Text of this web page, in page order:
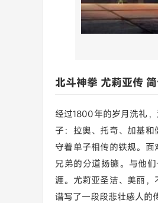
北斗神拳 尤莉亚传
经过1800年的岁月洗礼
子：拉奥、托奇、加基
守着单子相传的铁规。
兄弟的分道扬镳。与他
涯。尤莉亚圣洁、美丽
谱写了一段段悲壮感人